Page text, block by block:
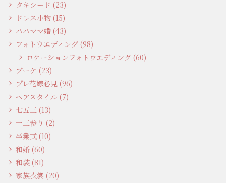
タキシード (23)
ドレス小物 (15)
パパママ婚 (43)
フォトウエディング (98)
ロケーションフォトウエディング (60)
ブーケ (23)
プレ花嫁必見 (96)
ヘアスタイル (7)
七五三 (13)
十三参り (2)
卒業式 (10)
和婚 (60)
和装 (81)
家族衣裳 (20)